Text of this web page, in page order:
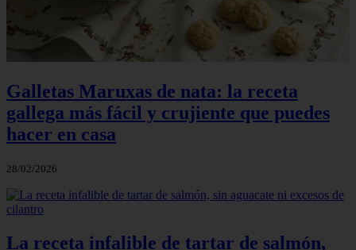
Galletas Maruxas de nata: la receta
gallega más fácil y crujiente que puedes
hacer en casa
28/02/2026
La receta infalible de tartar de salmón,